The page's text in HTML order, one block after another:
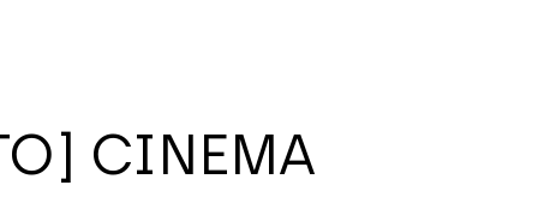
CINEMA